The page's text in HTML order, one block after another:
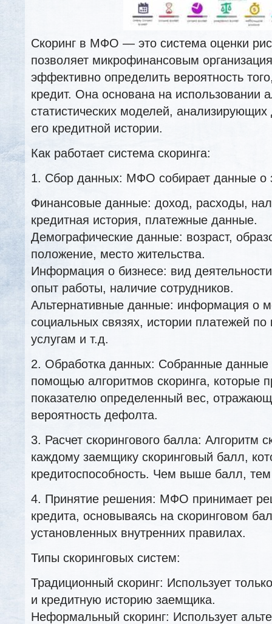
Скоринг в МФО — это система оценки
позволяет микрофинансовым
эффективно определить вероятность
кредит. Она основана на использовании
статистических моделей,
его кредитной истории.
Как работает система скоринга:
1. Сбор данных: МФО собирает данные о
Финансовые данные: доход, расходы,
кредитная история, платежные данные.
Демографические данные: возраст,
положение, место жительства.
Информация о бизнесе: вид
опыт работы, наличие сотрудников.
Альтернативные данные: информация о
социальных связях, истории платежей
услугам и т.д.
2. Обработка данных: Собранные данные
помощью алгоритмов скоринга, которые
показателю определенный вес,
вероятность дефолта.
3. Расчет скорингового балла: Алгоритм
каждому заемщику скоринговый балл,
кредитоспособность. Чем выше балл,
4. Принятие решения: МФО принимает
кредита, основываясь на скоринговом
установленных внутренних правилах.
Типы скоринговых систем:
Традиционный скоринг: Использует
и кредитную историю заемщика.
Неформальный скоринг: Использует